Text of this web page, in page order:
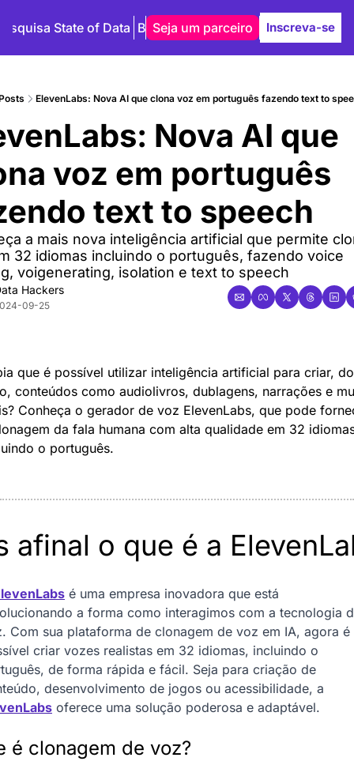
State of Data Blog Autores
Seja um parceiro Inscreva-se
ElevenLabs: Nova AI que clona voz em português fazendo text to
Nova AI que
voz em português
text to speech
a mais nova inteligência artificial que permite
32 idiomas incluindo o português, fazendo voice
voigenerating, isolation e text to speech
Hackers
09-25
que é possível utilizar inteligência artificial para criar, do
conteúdos como audiolivros, dublagens, narrações e
Conheça o gerador de voz ElevenLabs, que pode
da fala humana com alta qualidade em 32
o português.
afinal o que é a
é uma empresa inovadora que está
a forma como interagimos com a tecnologia
Com sua plataforma de clonagem de voz em IA, agora é
criar vozes realistas em 32 idiomas, incluindo o
de forma rápida e fácil. Seja para criação de
oferece uma solução poderosa e adaptável.
é clonagem de voz?